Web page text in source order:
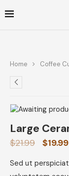
Home Coffee
Large
$21.99 $19.99
Sed ut